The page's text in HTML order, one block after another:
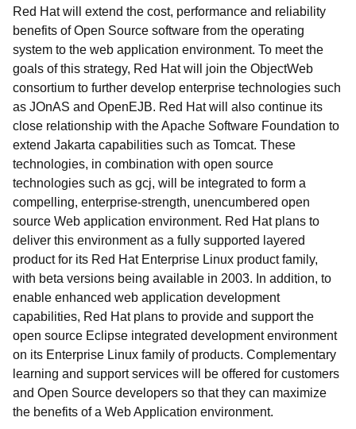
Red Hat will extend the cost, performance and reliability
benefits of Open Source software from the operating
system to the web application environment. To meet the
goals of this strategy, Red Hat will join the ObjectWeb
consortium to further develop enterprise technologies such
as JOnAS and OpenEJB. Red Hat will also continue its
close relationship with the Apache Software Foundation to
extend Jakarta capabilities such as Tomcat. These
technologies, in combination with open source
technologies such as gcj, will be integrated to form a
compelling, enterprise-strength, unencumbered open
source Web application environment. Red Hat plans to
deliver this environment as a fully supported layered
product for its Red Hat Enterprise Linux product family,
with beta versions being available in 2003. In addition, to
enable enhanced web application development
capabilities, Red Hat plans to provide and support the
open source Eclipse integrated development environment
on its Enterprise Linux family of products. Complementary
learning and support services will be offered for customers
and Open Source developers so that they can maximize
the benefits of a Web Application environment.